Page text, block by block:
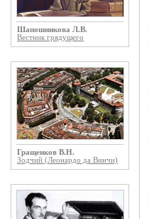
Шапошникова Л.В.
Вестник грядущего
Гращенков В.Н.
Зодчий (Леонардо да Винчи)